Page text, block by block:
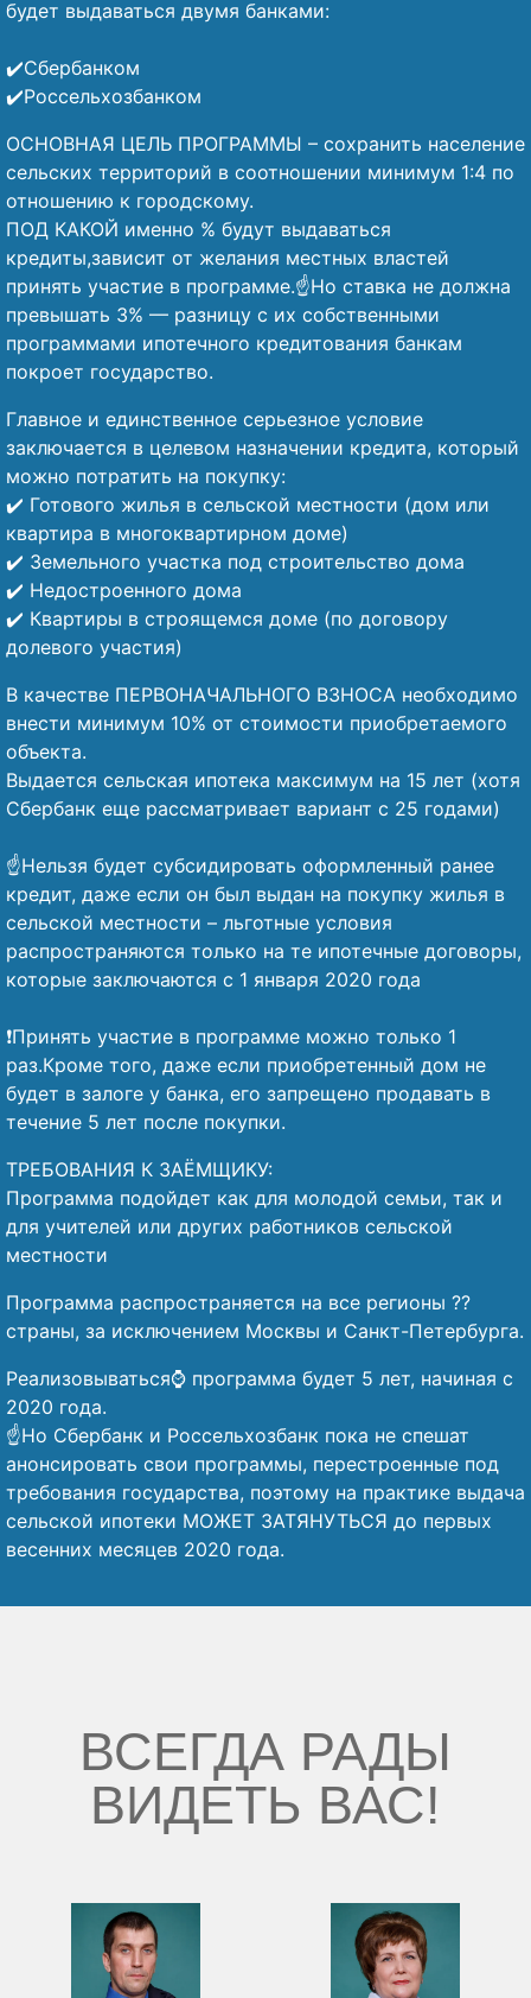
будет выдаваться двумя банками:
✔️Сбербанком
✔️Россельхозбанком
ОСНОВНАЯ ЦЕЛЬ ПРОГРАММЫ – сохранить население
сельских территорий в соотношении минимум 1:4 по
отношению к городскому.
ПОД КАКОЙ именно % будут выдаваться
кредиты,зависит от желания местных властей
принять участие в программе.☝️Но ставка не должна
превышать 3% — разницу с их собственными
программами ипотечного кредитования банкам
покроет государство.
Главное и единственное серьезное условие
заключается в целевом назначении кредита, который
можно потратить на покупку:
✔️ Готового жилья в сельской местности (дом или
квартира в многоквартирном доме)
✔️ Земельного участка под строительство дома
✔️ Недостроенного дома
✔️ Квартиры в строящемся доме (по договору
долевого участия)
В качестве ПЕРВОНАЧАЛЬНОГО ВЗНОСА необходимо
внести минимум 10% от стоимости приобретаемого
объекта.
Выдается сельская ипотека максимум на 15 лет (хотя
Сбербанк еще рассматривает вариант с 25 годами)
☝️Нельзя будет субсидировать оформленный ранее
кредит, даже если он был выдан на покупку жилья в
сельской местности – льготные условия
распространяются только на те ипотечные договоры,
которые заключаются с 1 января 2020 года
❗Принять участие в программе можно только 1
раз.Кроме того, даже если приобретенный дом не
будет в залоге у банка, его запрещено продавать в
течение 5 лет после покупки.
ТРЕБОВАНИЯ К ЗАЁМЩИКУ:
Программа подойдет как для молодой семьи, так и
для учителей или других работников сельской
местности
Программа распространяется на все регионы ??
страны, за исключением Москвы и Санкт-Петербурга.
Реализовываться⌚ программа будет 5 лет, начиная с
2020 года.
☝️Но Сбербанк и Россельхозбанк пока не спешат
анонсировать свои программы, перестроенные под
требования государства, поэтому на практике выдача
сельской ипотеки МОЖЕТ ЗАТЯНУТЬСЯ до первых
весенних месяцев 2020 года.
ВСЕГДА РАДЫ
ВИДЕТЬ ВАС!